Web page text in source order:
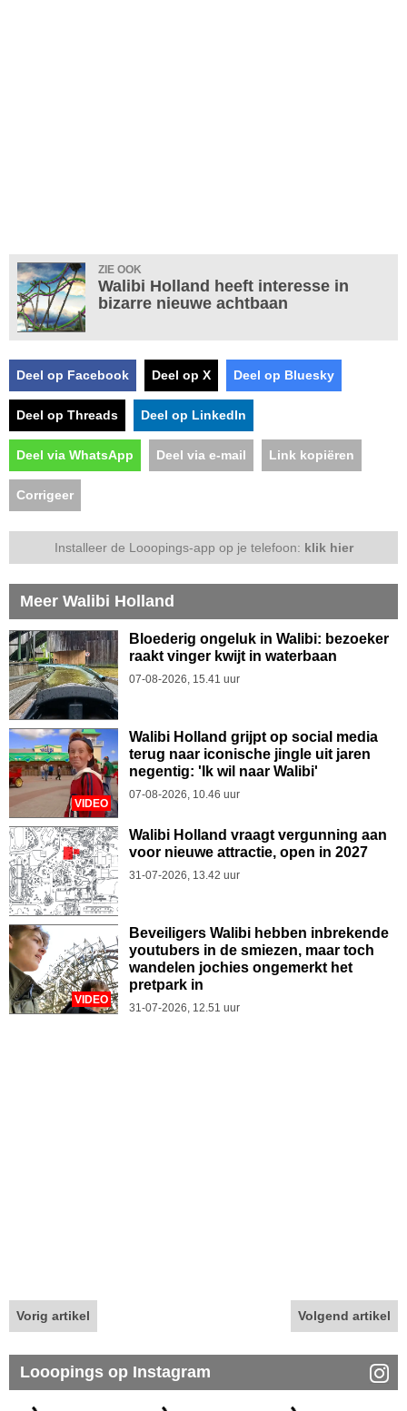
ZIE OOK
Walibi Holland heeft interesse in
bizarre nieuwe achtbaan
Deel op Facebook Deel op X Deel op Bluesky
Deel op Threads Deel op LinkedIn
Deel via WhatsApp Deel via e-mail Link kopiëren
Corrigeer
Installeer de Looopings-app op je telefoon: klik hier
Meer Walibi Holland
Bloederig ongeluk in Walibi: bezoeker
raakt vinger kwijt in waterbaan
07-08-2026, 15.41 uur
VIDEO
Walibi Holland grijpt op social media
terug naar iconische jingle uit jaren
negentig: 'Ik wil naar Walibi'
07-08-2026, 10.46 uur
Walibi Holland vraagt vergunning aan
voor nieuwe attractie, open in 2027
31-07-2026, 13.42 uur
VIDEO
Beveiligers Walibi hebben inbrekende
youtubers in de smiezen, maar toch
wandelen jochies ongemerkt het
pretpark in
31-07-2026, 12.51 uur
Vorig artikel Volgend artikel
Looopings op Instagram